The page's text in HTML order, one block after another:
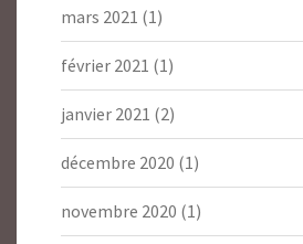
mars 2021 (1)
février 2021 (1)
janvier 2021 (2)
décembre 2020 (1)
novembre 2020 (1)